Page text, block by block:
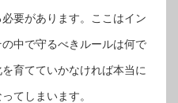
要があります。ここはイン
中で守るべきルールは何で
育てていかなければ本当に
てしまいます。